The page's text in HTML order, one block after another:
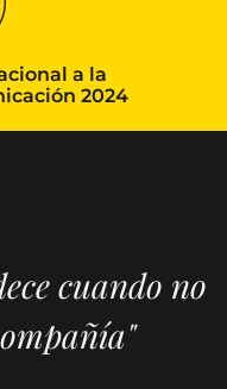
a la
2024
cuando no